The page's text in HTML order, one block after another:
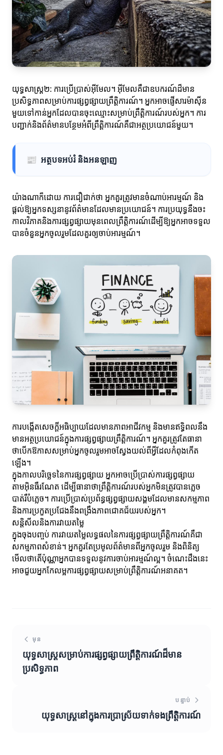
យុទ្ធសាស្ត្រ២: ការប្រើប្រាស់អ៊ីមែល។ អ៊ីមែលគឺជាឧបករណ៍ដ៏មាន
ប្រសិទ្ធភាពសម្រាប់ការផ្សព្វផ្សាយព្រឹត្តិការណ៍។ អ្នកអាចផ្ញើសារម៉ាស៊ីន
មួយទៅកាន់អ្នកដែលបានចុះឈ្មោះសម្រាប់ព្រឹត្តិការណ៍របស់អ្នក។ ការ
បញ្ជាក់និងព័ត៌មានបន្ថែមអំពីព្រឹត្តិការណ៍គឺជាអត្ថប្រយោជន៍មួយ។
📰 អត្ថបទអប់រំ និងអនឡាញ
យ៉ាងណាក៏ដោយ ការជឿជាក់ថា អ្នកគួរត្រូវមានចំណាប់អារម្មណ៍ និង
ផ្តល់ឱ្យអ្នកទស្សនានូវព័ត៌មានដែលមានប្រយោជន៍។ ការប្រយុទ្ធនឹងចះ
កាលវិភាគនិងការផ្សព្វផ្សាយមុនពេលព្រឹត្តិការណ៍ដើម្បីឱ្យអ្នកអាចទទួល
បានចំនួនអ្នកចូលរួមដែលគួរឲ្យចាប់អារម្មណ៍។
ការបង្កើតសេចក្តីអធិប្បាយដែលមានភាពអាជីវកម្ម និងមានឥទ្ធិពលនឹង
មានអត្ថប្រយោជន៍ក្នុងការផ្សព្វផ្សាយព្រឹត្តិការណ៍។ អ្នកគួរត្រូវតែធានា
ថាបើកឱកាសសម្រាប់អ្នកចូលរួមអាចស្វែងយល់ពីអ្វីដែលកំពុងកើត
ឡើង។
ក្នុងកាលបរិច្ឆេទនៃការផ្សព្វផ្សាយ អ្នកអាចប្រើប្រាស់ការផ្សព្វផ្សាយ
តាមអ៊ិនធឺរណែត ដើម្បីធានាថាព្រឹត្តិការណ៍របស់អ្នកមិនត្រូវបានភ្លេច
បាត់រឺបំភ្លេច។ ការប្រើប្រាស់ប្រព័ន្ធផ្សព្វផ្សាយសង្គមដែលមានសកម្មភាព
និងការប្រកួតប្រជែងនឹងពង្រឹងភាពជោគជ័យរបស់អ្នក។
សន្ដិសីលនិងការវាយតម្លៃ
ក្នុងចុងបញ្ចប់ ការវាយតម្លៃលទ្ធផលនៃការផ្សព្វផ្សាយព្រឹត្តិការណ៍គឺជា
សកម្មភាពសំខាន់។ អ្នកគួរតែប្រមូលព័ត៌មានពីអ្នកចូលរួម និងពិនិត្យ
មើលថាតើប៉ុណ្ណាអ្នកបានទទួលនូវការចាប់អារម្មណ៍ល្អ។ ចំណេះដឹងនេះ
អាចជួយអ្នកកែលម្អការផ្សព្វផ្សាយសម្រាប់ព្រឹត្តិការណ៍អនាគត។
មុន
យុទ្ធសាស្ត្រសម្រាប់ការផ្សព្វផ្សាយព្រឹត្តិការណ៍ដ៏មាន
ប្រសិទ្ធភាព
បន្ទាប់
យុទ្ធសាស្ត្រនៅក្នុងការប្រាស្រ័យទាក់ទងព្រឹត្តិការណ៍